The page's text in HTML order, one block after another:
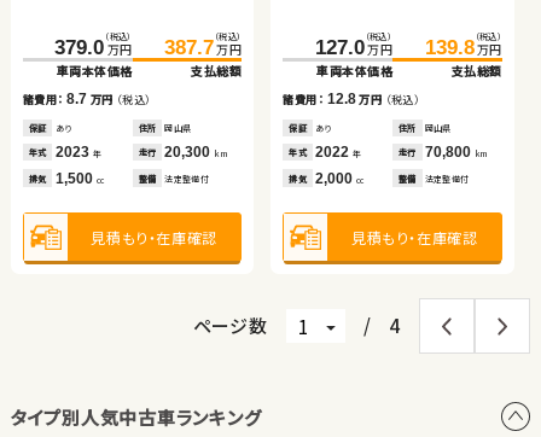
379.0 （税込）
万円
車両本体価格
387.7 （税込）
万円
支払総額
諸費用：8.7 万円 （税込）
保証 あり 住所 岡山県
年式 2023 年 走行 20,300 km
排気 1,500 cc 整備 法定整備付
見積もり・在庫確認
127.0 （税込）
万円
車両本体価格
139.8 （税込）
万円
支払総額
諸費用： 12.8万円 （税込）
保証 あり 住所 岡山県
年式 2022年 走行 70,800 km
排気 2,000cc 整備 法定整備付
見積もり・在庫確認
2012 年 34,100 km
660cc 法定整備付
見積もり・在庫確認
2021 年 34,100km
1,800cc
見積もり・在庫確認
64.8 （税込）
万円
車両本体価格
78.8 （税込）
万円
支払総額
諸費用：14.0万円（税込）
保証 あり 住所 宮城県
年式 2013 年 走行 79,000 km
排気 1,500 cc 整備 法定整備付
見積もり・在庫確認
27.0 （税込）
万円
車両本体価格
29.0 （税込）
万円
支払総額
諸費用： 2.0万円（税込）
保証 なし 住所 宮城県
年式 2016年 走行 197,500km
排気 660cc 整備 なし
見積もり・在庫確認
ページ数 / 4
タイプ別人気中古車ランキング